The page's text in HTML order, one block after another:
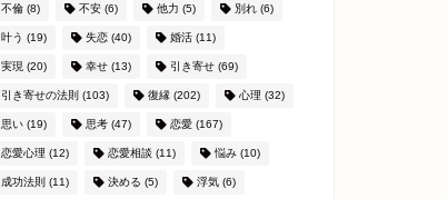
不倫(8) 不安(6) 他力 (5) 別れ(6)
叶う (19) 失恋(40) 婚活(11)
実現 (20) 幸せ(13) 引き寄せ(69)
引き寄せの法則 (103) 復縁(202) 心理 (32)
思い(19) 思考(47) 恋愛(167)
恋愛心理 (12) 恋愛相談 (11) 悩み(10)
成功法則 (11) 決める (5) 浮気(6)